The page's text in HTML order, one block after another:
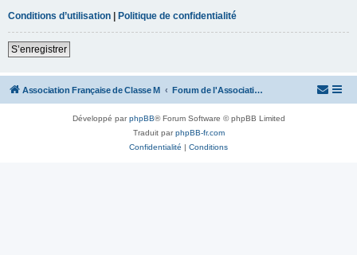
Conditions d’utilisation | Politique de confidentialité
S’enregistrer
Association Française de Classe M Forum de l'Association Française de Classe M
Développé parphpBB® Forum Software © phpBB Limited
Traduit parphpBB-fr.com
Confidentialité | Conditions